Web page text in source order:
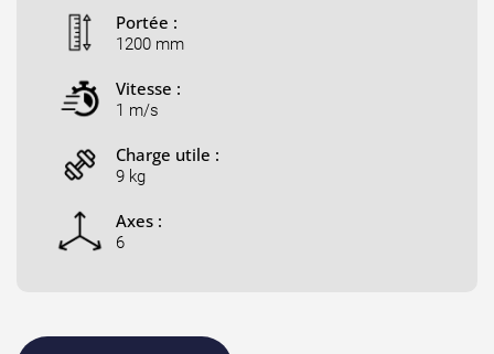
Portée :
1200 mm
Vitesse :
1 m/s
Charge utile :
9 kg
Axes :
6